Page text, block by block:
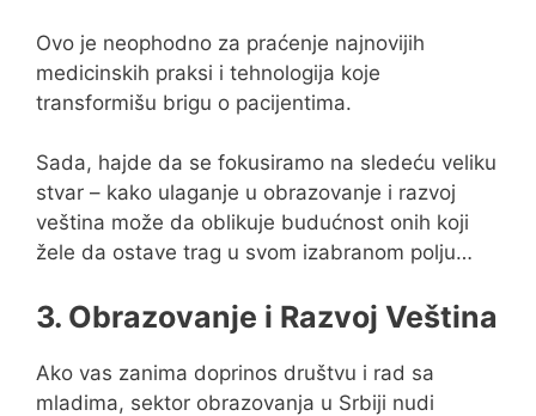
Ovo je neophodno za praćenje najnovijih
medicinskih praksi i tehnologija koje
transformišu brigu o pacijentima.
Sada, hajde da se fokusiramo na sledeću veliku
stvar – kako ulaganje u obrazovanje i razvoj
veština može da oblikuje budućnost onih koji
žele da ostave trag u svom izabranom polju…
3. Obrazovanje i Razvoj Veština
Ako vas zanima doprinos društvu i rad sa
mladima, sektor obrazovanja u Srbiji nudi